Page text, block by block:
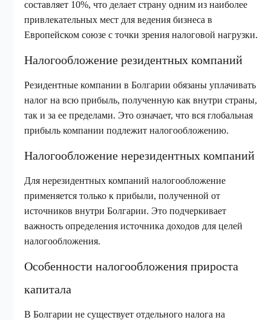
составляет 10%, что делает страну одним из наиболее
привлекательных мест для ведения бизнеса в
Европейском союзе с точки зрения налоговой нагрузки.
Налогообложение резидентных компаний
Резидентные компании в Болгарии обязаны уплачивать
налог на всю прибыль, полученную как внутри страны,
так и за ее пределами. Это означает, что вся глобальная
прибыль компании подлежит налогообложению.
Налогообложение нерезидентных компаний
Для нерезидентных компаний налогообложение
применяется только к прибыли, полученной от
источников внутри Болгарии. Это подчеркивает
важность определения источника доходов для целей
налогообложения.
Особенности налогообложения прироста
капитала
В Болгарии не существует отдельного налога на